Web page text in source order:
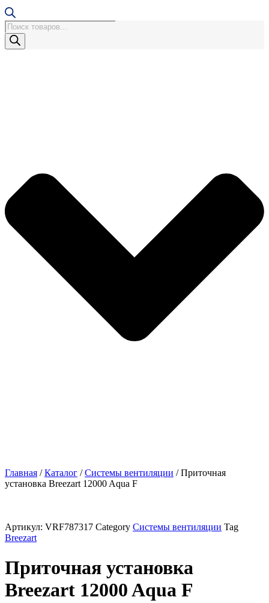
Поиск
товаров
Главная /Каталог /Системы вентиляции / Приточная
установка Breezart 12000 Aqua F
Артикул: VRF787317 Category Системы вентиляции Tag
Breezart
Приточная установка
Breezart 12000 Aqua F